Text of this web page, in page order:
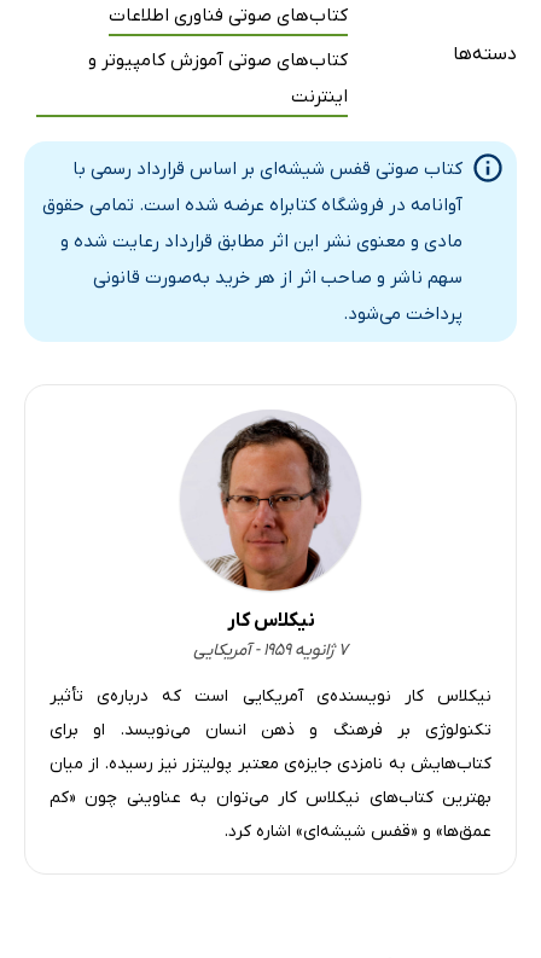
فصل پنجم: کامپیوتر یقه سفید - بخش اول
فصل پنجم: کامپیوتر یقه سفید - بخش دوم
19 دقیقه فصل پنجم: کامپیوتر یقه سفید - بخش سوم
فصل پنجم: کامپیوتر یقه سفید - بخش چهارم
12 دقیقه فصل پنجم: کامپیوتر یقه سفید - بخش پنجم
18 دقیقه فصل ششم: جهان و نمایشگر - بخش اول
21 دقیقه فصل ششم: جهان و نمایشگر - بخش دوم
فصل ششم: جهان و نمایشگر - بخش چهارم
فصل ششم: جهان و نمایشگر - بخش پنجم
فصل هفتم: اتوماسیون برای مردم - بخش اول
فصل هفتم: اتوماسیون برای مردم - بخش دوم
فصل هفتم: اتوماسیون برای مردم - بخش سوم
15 دقیقه فصل هفتم: اتوماسیون برای مردم - بخش چهارم
فصل هفتم: اتوماسیون برای مردم - بخش پنجم
31 دقیقه فصل هشتم: پهباد درونی ما - بخش اول
دسته‌ها
کتاب‌های صوتی فناوری اطلاعات
کتاب‌های صوتی آموزش کامپیوتر و
اینترنت
کتاب صوتی قفس شیشه‌ای بر اساس قرارداد رسمی با
آوانامه در فروشگاه کتابراه عرضه شده است. تمامی حقوق
مادی و معنوی نشر این اثر مطابق قرارداد رعایت شده و
سهم ناشر و صاحب اثر از هر خرید به‌صورت قانونی
پرداخت می‌شود.
نیکلاس کار
۷ ژانویه ۱۹۵۹ - آمریکایی
نیکلاس کار نویسنده‌ی آمریکایی است که درباره‌ی تأثیر
تکنولوژی بر فرهنگ و ذهن انسان می‌نویسد. او برای
کتاب‌هایش به نامزدی جایزه‌ی معتبر پولیتزر نیز رسیده. از میان
بهترین کتاب‌های نیکلاس کار می‌توان به عناوینی چون «کم
عمق‌ها» و «قفس شیشه‌ای» اشاره کرد.